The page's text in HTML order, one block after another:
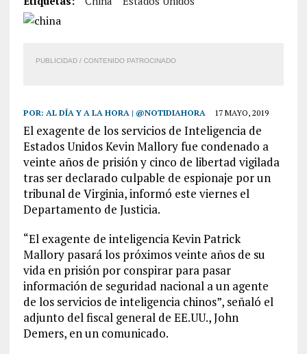
PUBLICIDAD / CONTENIDO PATROCINADO
POR: AL DÍA Y A LA HORA | @NOTIDIAHORA 17 MAYO, 2019
El exagente de los servicios de Inteligencia de
Estados Unidos Kevin Mallory fue condenado a
veinte años de prisión y cinco de libertad vigilada
tras ser declarado culpable de espionaje por un
tribunal de Virginia, informó este viernes el
Departamento de Justicia.
“El exagente de inteligencia Kevin Patrick
Mallory pasará los próximos veinte años de su
vida en prisión por conspirar para pasar
información de seguridad nacional a un agente
de los servicios de inteligencia chinos”, señaló el
adjunto del fiscal general de EE.UU., John
Demers, en un comunicado.